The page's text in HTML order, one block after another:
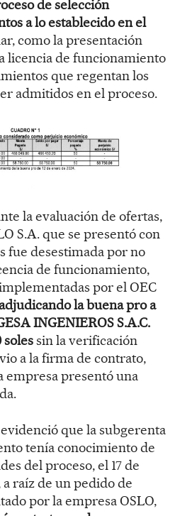
de selección
a lo establecido en el
como la presentación
licencia de funcionamiento
que regentan los
admitidos en el proceso.
la evaluación de ofertas,
S.A. que se presentó con
fue desestimada por no
de funcionamiento,
por el OEC
adjudicando la buena pro a
INGENIEROS S.A.C.
solessin la verificación
a la firma de contrato,
empresa presentó una
que la subgerenta
tenía conocimiento de
del proceso, el 17 de
raíz de un pedido de
por la empresa OSLO,